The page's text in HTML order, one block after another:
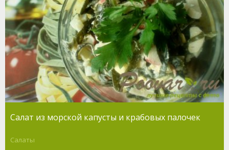
Салат из морской капусты и крабовых палочек
Салаты